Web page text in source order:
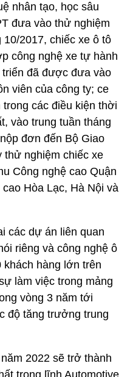
nhân tạo, học sâu
đưa vào thử nghiệm
2017, chiếc xe ô tô
công nghệ xe tự hành
đã được đưa vào
viên của công ty; ce
các điều kiện thời
vào trung tuần tháng
đơn đến Bộ Giao
thử nghiệm chiếc xe
Công nghệ cao Quận
Hòa Lạc, Hà Nội và
các dự án liên quan
riêng và công nghệ ô
khách hàng lớn trên
làm việc trong mảng
vòng 3 năm tới
độ tăng trưởng trung
2022 sẽ trở thành
trong lĩnh Automotive